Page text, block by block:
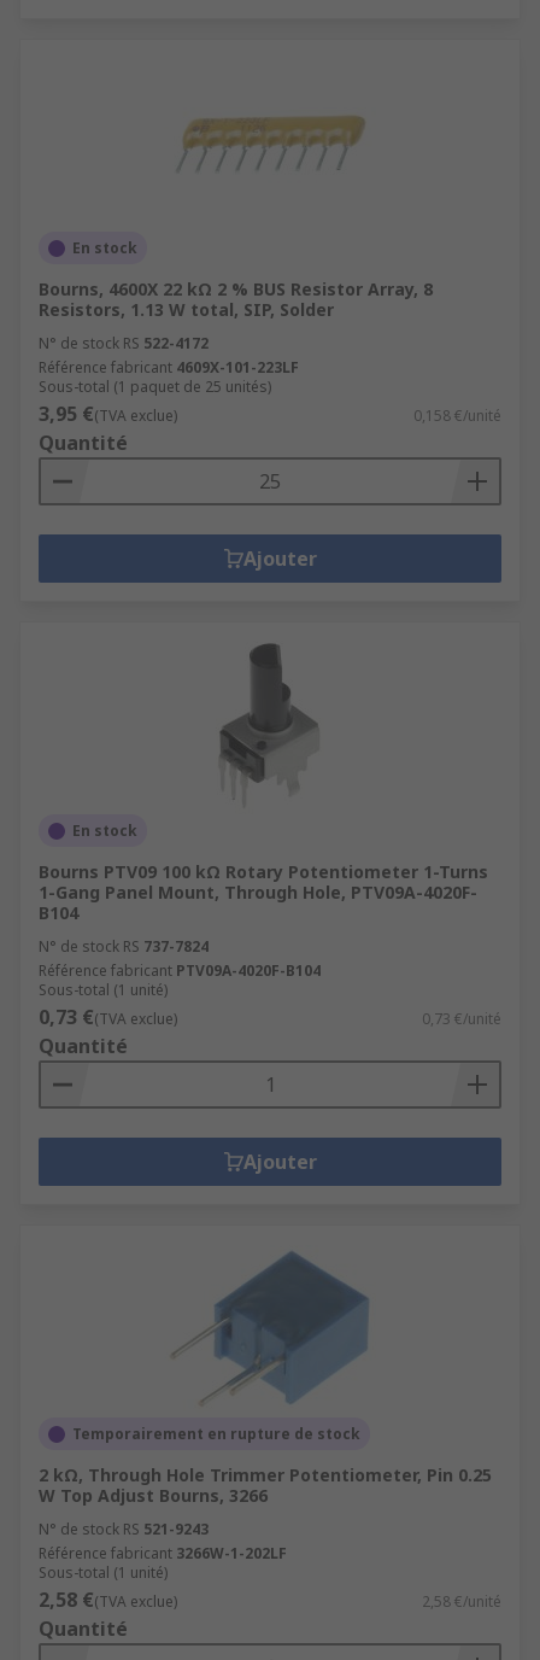
En stock
Bourns, 4600X 22 kΩ 2 % BUS Resistor Array, 8
Resistors, 1.13 W total, SIP, Solder
N° de stock RS 522-4172
Référence fabricant 4609X-101-223LF
Sous-total (1 paquet de 25 unités)
3,95 €(TVA exclue) 0,158 €/unité
Quantité
Ajouter
En stock
Bourns PTV09 100 kΩ Rotary Potentiometer 1-Turns
1-Gang Panel Mount, Through Hole, PTV09A-4020F-
B104
N° de stock RS 737-7824
Référence fabricant PTV09A-4020F-B104
Sous-total (1 unité)
0,73 €(TVA exclue) 0,73 €/unité
Quantité
Ajouter
Temporairement en rupture de stock
2 kΩ, Through Hole Trimmer Potentiometer, Pin 0.25
W Top Adjust Bourns, 3266
N° de stock RS 521-9243
Référence fabricant 3266W-1-202LF
Sous-total (1 unité)
2,58 €(TVA exclue) 2,58 €/unité
Quantité